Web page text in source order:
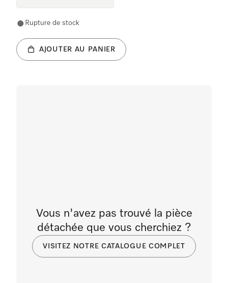
Rupture de stock
AJOUTER AU PANIER
Vous n'avez pas trouvé la pièce
détachée que vous cherchiez ?
VISITEZ NOTRE CATALOGUE COMPLET